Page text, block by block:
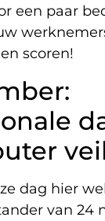
een paar
scoren!
dag hier
van 24